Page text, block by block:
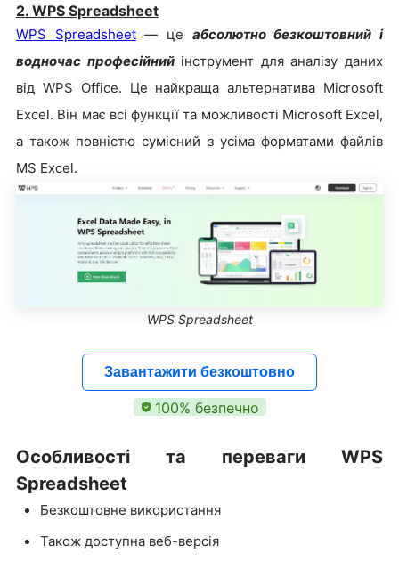
2. WPS Spreadsheet
WPS Spreadsheet— це абсолютно безкоштовний і
водночас професійнийінструмент для аналізу даних
від WPS Office. Це найкраща альтернатива Microsoft
Excel. Він має всі функції та можливості Microsoft Excel,
а також повністю сумісний з усіма форматами файлів
MS Excel.
WPS Spreadsheet
Завантажити безкоштовно
100% безпечно
Особливості та переваги WPS
Spreadsheet
Безкоштовне використання
Також доступна веб-версія